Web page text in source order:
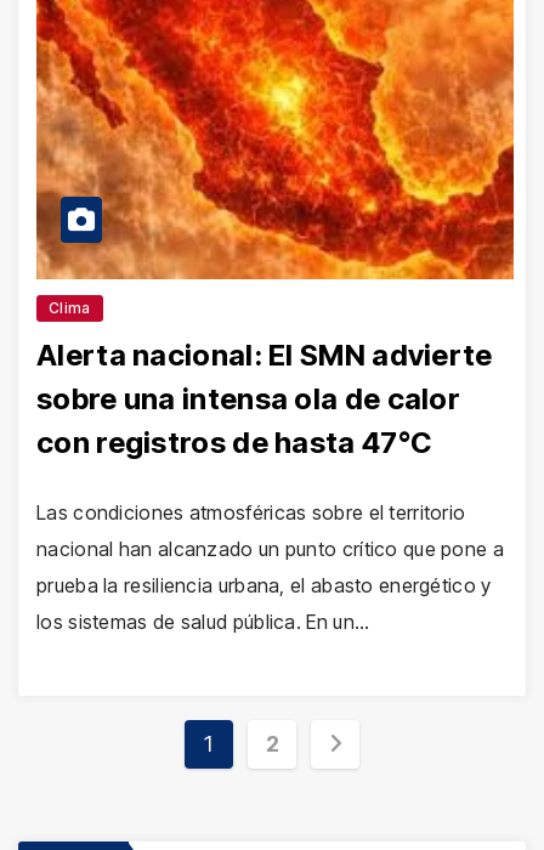
Clima
Alerta nacional: El SMN advierte
sobre una intensa ola de calor
con registros de hasta 47°C
Las condiciones atmosféricas sobre el territorio
nacional han alcanzado un punto crítico que pone a
prueba la resiliencia urbana, el abasto energético y
los sistemas de salud pública. En un…
Paginación
1 2